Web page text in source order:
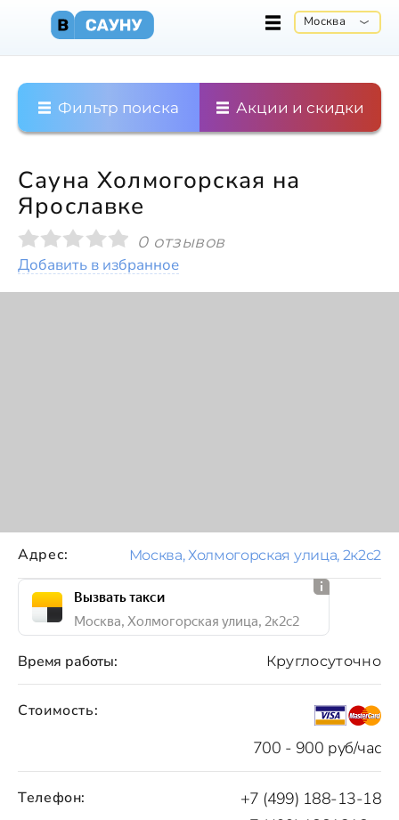
Москва
Фильтр поиска Акции и скидки
Сауна Холмогорская на
Ярославке
0 отзывов
Добавить в избранное
Стоимость:
700 - 900 руб/час
Время работы: Круглосуточно
Телефон:
+7 (499) 188-13-18
Адрес: Москва, Холмогорская улица, 2к2с2
Вызвать такси
Москва, Холмогорская улица, 2к2с2